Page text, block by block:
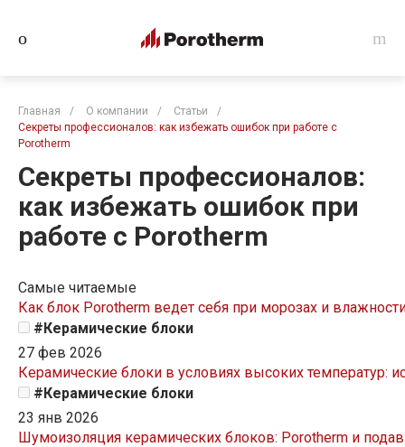
Главная / О компании / Статьи
/
Секреты профессионалов: как избежать ошибок при работе с
Porotherm
Секреты профессионалов:
как избежать ошибок при
работе с Porotherm
Самые читаемые
Как блок Porotherm ведет себя при морозах и
#Керамические блоки
27 фев 2026
Керамические блоки в условиях высоких температур:
#Керамические блоки
23 янв 2026
Шумоизоляция керамических блоков: Porotherm и